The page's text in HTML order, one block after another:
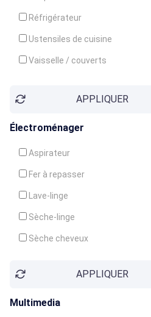
Réfrigérateur
Ustensiles de cuisine
Vaisselle / couverts
Congélateur
APPLIQUER
Électroménager
Aspirateur
Fer à repasser
Lave-linge
Sèche-linge
Sèche cheveux
APPLIQUER
Multimedia